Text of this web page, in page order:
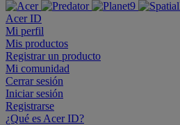
Acer ID
Mi perfil
Mis productos
Registrar un producto
Mi comunidad
Cerrar sesión
Iniciar sesión
Registrarse
¿Qué es Acer ID?